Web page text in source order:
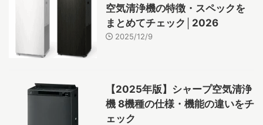
空気清浄機の特徴・スペックを
まとめてチェック│2026
2025/12/9
【2025年版】シャープ空気清浄
機 8機種の仕様・機能の違いをチ
ェック